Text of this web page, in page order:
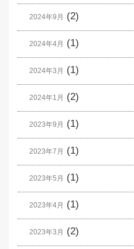
2024年9月 (2)
2024年4月 (1)
2024年3月 (1)
2024年1月 (2)
2023年9月 (1)
2023年7月 (1)
2023年5月 (1)
2023年4月 (1)
2023年3月 (2)